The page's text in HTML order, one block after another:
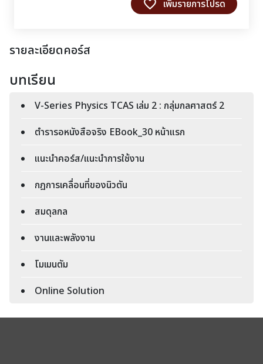
favorite_border เพิ่มรายการโปรด
รายละเอียดคอร์ส
บทเรียน
V-Series Physics TCAS เล่ม 2 : กลุ่มกลศาสตร์ 2
ตำรารอหนังสือจริง EBook_30 หน้าแรก
แนะนำคอร์ส/แนะนำการใช้งาน
กฎการเคลื่อนที่ของนิวตัน
สมดุลกล
งานและพลังงาน
โมเมนตัม
Online Solution